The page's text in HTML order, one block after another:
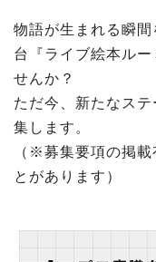
物語が生まれる瞬間
台『ライブ絵本ル
せんか？
ただ今、新たなス
集します。
（※募集要項の掲
とがあります）